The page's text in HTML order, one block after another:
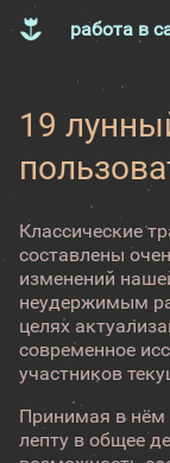
работа в
19
Классические
составлены
изменений
неудержимым
целях
современное
участников
Принимая в нём
лепту в общее